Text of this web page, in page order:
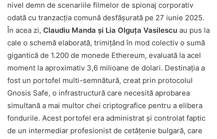
nivel demn de scenariile filmelor de spionaj corporativ
odată cu tranzacția comună desfășurată pe 27 iunie 2025.
În acea zi, Claudiu Manda și Lia Olguța Vasilescu au pus la
cale o schemă elaborată, trimițând în mod colectiv o sumă
gigantică de 1.200 de monede Ethereum, evaluată la acel
moment la aproximativ 3,6 milioane de dolari. Destinația a
fost un portofel multi-semnătură, creat prin protocolul
Gnosis Safe, o infrastructură care necesită aprobarea
simultană a mai multor chei criptografice pentru a elibera
fondurile. Acest portofel era administrat și controlat faptic
de un intermediar profesionist de cetățenie bulgară, care